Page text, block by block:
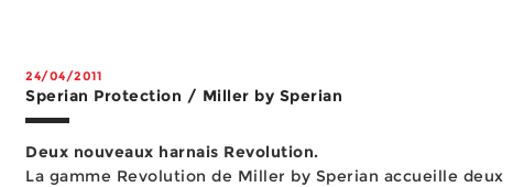
24/04/2011
Sperian Protection / Miller by Sperian
Deux nouveaux harnais Revolution.
La gamme Revolution de Miller by Sperian accueille deux